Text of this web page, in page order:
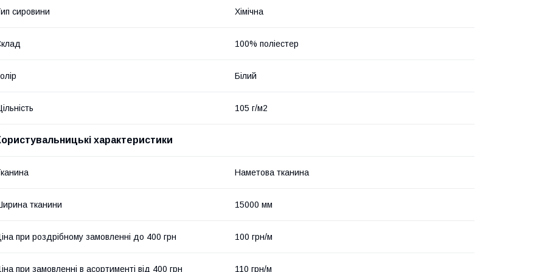
сировини Хімічна
100% поліестер
Білий
105 г/м2
характеристики
Наметова тканина
тканини 15000 мм
при роздрібному замовленні до 400 грн 100 грн/м
при замовленні в асортименті від 400 грн 110 грн/м